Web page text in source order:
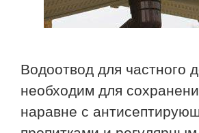
Водоотвод для частного
необходим для
наравне с